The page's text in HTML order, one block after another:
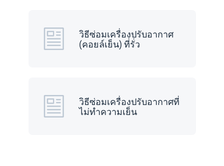
วิธีซ่อมเครื่องปรับอากาศ
(คอยล์เย็น) ที่รั่ว
วิธีซ่อมเครื่องปรับอากาศที่
ไม่ทำความเย็น